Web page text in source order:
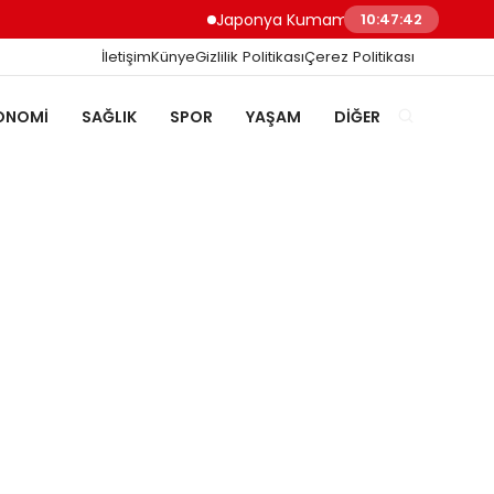
Japonya Kumamoto Depreminde Sağlık
10:47:43
İletişimKünyeGizlilik PolitikasıÇerez Politikası
SAĞLIK SPOR YAŞAM DIĞER